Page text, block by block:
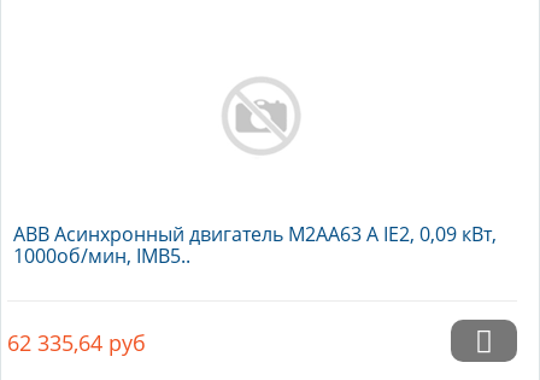
ABB Асинхронный двигатель M2AA63 A IE2, 0,09 кВт,
1000об/мин, IMB5..
62 335,64 руб